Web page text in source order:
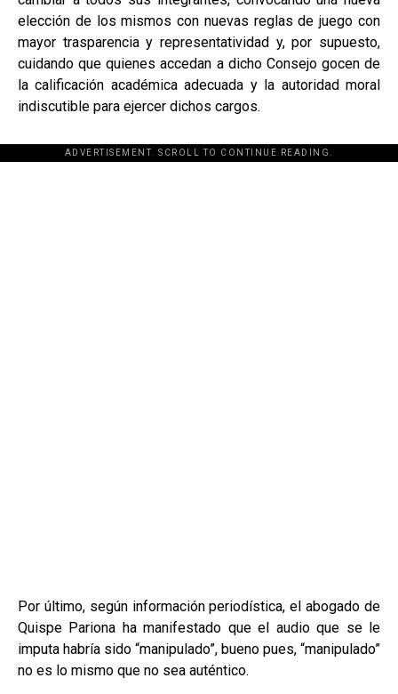
elección de los mismos con nuevas reglas de juego con
mayor trasparencia y representatividad y, por supuesto,
cuidando que quienes accedan a dicho Consejo gocen de
la calificación académica adecuada y la autoridad moral
indiscutible para ejercer dichos cargos.
ADVERTISEMENT. SCROLL TO CONTINUE READING.
Por último, según información periodística, el abogado de
Quispe Pariona ha manifestado que el audio que se le
imputa habría sido “manipulado”, bueno pues, “manipulado”
no es lo mismo que no sea auténtico.